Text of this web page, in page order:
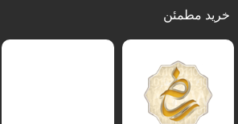
خرید مطمئن